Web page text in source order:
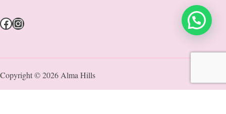
Copyright © 2026 Alma Hills